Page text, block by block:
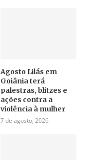
Agosto Lilás em
Goiânia terá
palestras, blitzes e
ações contra a
violência à mulher
7 de agosto, 2026